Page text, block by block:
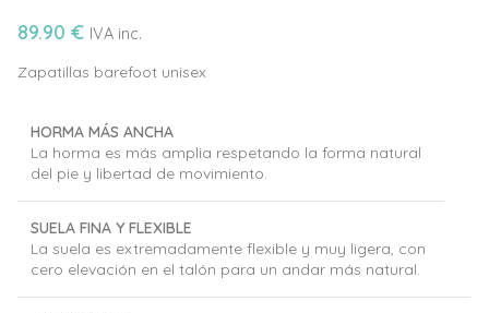
89.90 € IVA inc.
Zapatillas barefoot unisex
HORMA MÁS ANCHA
La horma es más amplia respetando la forma natural
del pie y libertad de movimiento.
SUELA FINA Y FLEXIBLE
La suela es extremadamente flexible y muy ligera, con
cero elevación en el talón para un andar más natural.